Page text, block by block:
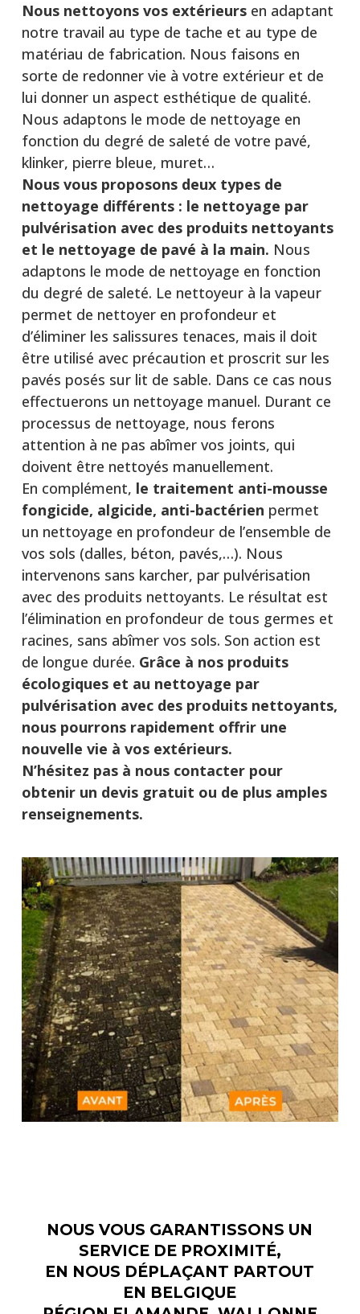
Nous nettoyons vos extérieursen adaptant
notre travail au type de tache et au type de
matériau de fabrication. Nous faisons en
sorte de redonner vie à votre extérieur et de
lui donner un aspect esthétique de qualité.
Nous adaptons le mode de nettoyage en
fonction du degré de saleté de votre pavé,
klinker, pierre bleue, muret…
Nous vous proposons deux types de
nettoyage différents : le nettoyage par
pulvérisation avec des produits nettoyants
et le nettoyage de pavé à la main. Nous
adaptons le mode de nettoyage en fonction
du degré de saleté. Le nettoyeur à la vapeur
permet de nettoyer en profondeur et
d’éliminer les salissures tenaces, mais il doit
être utilisé avec précaution et proscrit sur les
pavés posés sur lit de sable. Dans ce cas nous
effectuerons un nettoyage manuel. Durant ce
processus de nettoyage, nous ferons
attention à ne pas abîmer vos joints, qui
doivent être nettoyés manuellement.
En complément, le traitement anti-mousse
fongicide, algicide, anti-bactérien permet
un nettoyage en profondeur de l’ensemble de
vos sols (dalles, béton, pavés,…). Nous
intervenons sans karcher, par pulvérisation
avec des produits nettoyants. Le résultat est
l’élimination en profondeur de tous germes et
racines, sans abîmer vos sols. Son action est
de longue durée. Grâce à nos produits
écologiques et au nettoyage par
pulvérisation avec des produits nettoyants,
nous pourrons rapidement offrir une
nouvelle vie à vos extérieurs.
N’hésitez pas à nous contacter pour
obtenir un devis gratuit ou de plus amples
renseignements.
NOUS VOUS GARANTISSONS UN
SERVICE DE PROXIMITÉ,
EN NOUS DÉPLAÇANT PARTOUT
EN BELGIQUE